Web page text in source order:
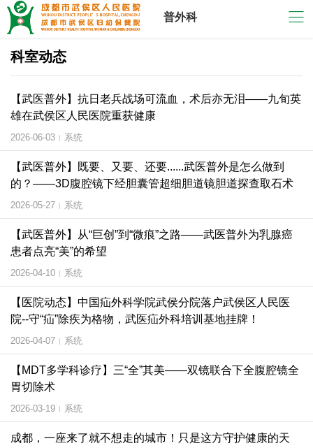
普外科
科室动态
【武医普外】抗日老兵战场可流血，术后亦无泪——九旬英
雄在武侯区人民医院重获健康
2026-06-03 | 系统
【武医普外】既要、又要、还要......武医普外是怎么做到
的？——3D腹腔镜下经胆囊管超细胆道镜胆道探查取石术
2026-05-27 | 系统
【武医普外】从“巨创”到“微痕”之路——武医普外为乳腺癌
患者点亮“美”的希望
2026-04-10 | 系统
【医院动态】中国疝外科学院武侯分院落户武侯区人民医
院--守“疝”除疾为格物，武医疝外科培训基地挂牌！
2026-04-07 | 系统
【MDT多学科诊疗】三“全”其美——双镜联合下全腹腔镜全
胃切除术
2026-03-19 | 系统
成都，一座来了就不想走的城市！只是这方守护健康的天